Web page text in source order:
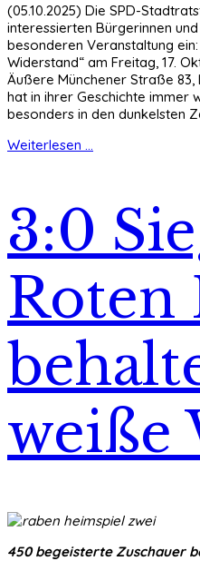
(05.10.2025) Die SPD-
interessierten Bürgerinnen
besonderen Veranstaltung
Widerstand“ am Freitag, 17.
Äußere Münchener Straße
hat in ihrer Geschichte immer
besonders in den dunkelsten
Weiterlesen ...
3:0
Roten
weiße
450 begeisterte Zuschauer